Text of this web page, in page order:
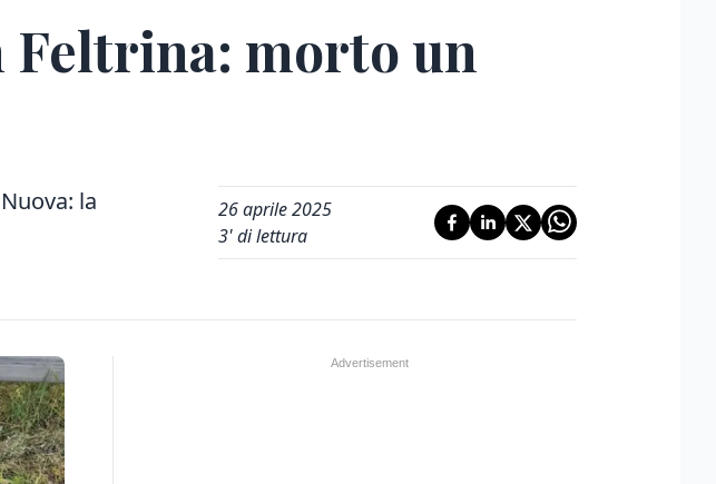
Feltrina: morto un
la
26 aprile 2025
3' di lettura